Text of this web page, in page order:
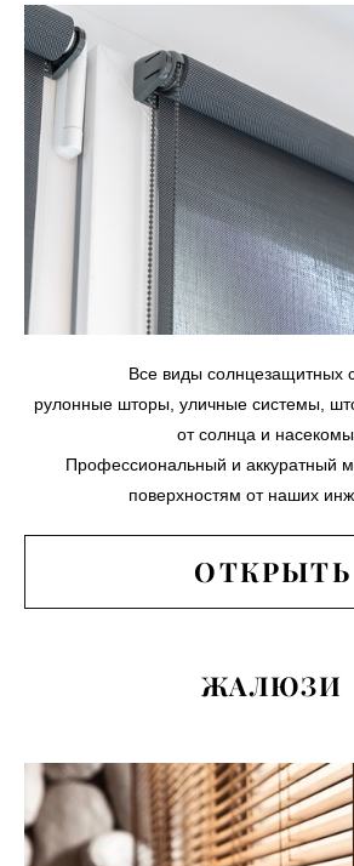
Все виды солнцезащитных
рулонные шторы, уличные системы,
от солнца и
Профессиональный и аккуратный
поверхностям от наших
ОТКРЫТЬ
ЖАЛЮЗИ